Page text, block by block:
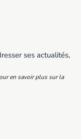
ses actualités,
en savoir plus sur la